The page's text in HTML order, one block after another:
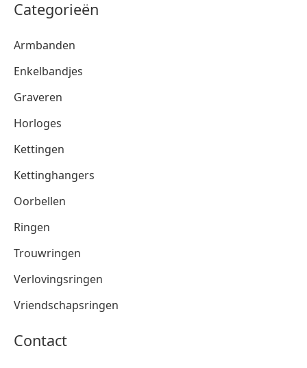
Categorieën
Armbanden
Enkelbandjes
Graveren
Horloges
Kettingen
Kettinghangers
Oorbellen
Ringen
Trouwringen
Verlovingsringen
Vriendschapsringen
Contact